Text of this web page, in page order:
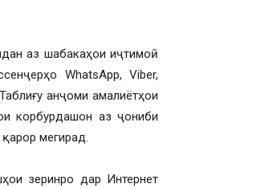
аз шабакаҳои иҷтимоӣ
WhatsApp, Viber,
анҷоми амалиётҳои
корбурдашон аз ҷониби
мегирад.
зеринро дар Интернет